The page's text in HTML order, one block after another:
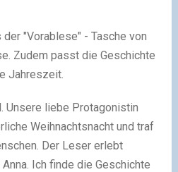
"Vorablese" - Tasche von
Zudem passt die Geschichte
Jahreszeit.
Unsere liebe Protagonistin
Weihnachtsnacht und traf
Der Leser erlebt
Ich finde die Geschichte